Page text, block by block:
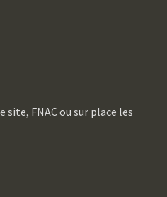
site, FNAC ou sur place les